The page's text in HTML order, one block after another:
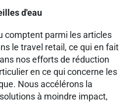
d'eau
comptent parmi les articles
le travel retail, ce qui en fait
nos efforts de réduction
en ce qui concerne les
Nous accélérons la
à moindre impact,